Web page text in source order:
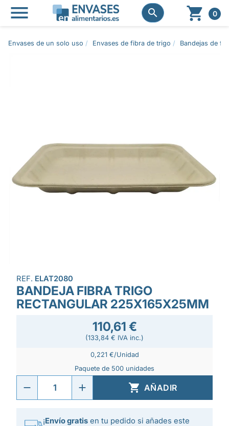
 
  0
Envases de un solo uso Envases de fibra de trigo Bandejas de
REF. ELAT2080
BANDEJA FIBRA TRIGO
RECTANGULAR 225X165X25MM
110,61 €
(133,84 € IVA inc.)
0,221 €/Unidad
Paquete de 500 unidades
 AÑADIR
¡Envío gratis en tu pedido si añades este